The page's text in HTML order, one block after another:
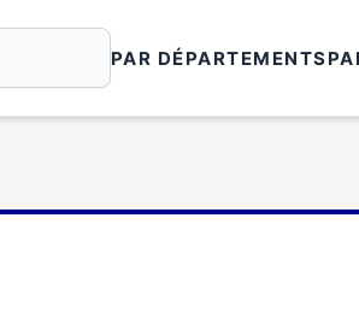
PAR DÉPARTEMENTS